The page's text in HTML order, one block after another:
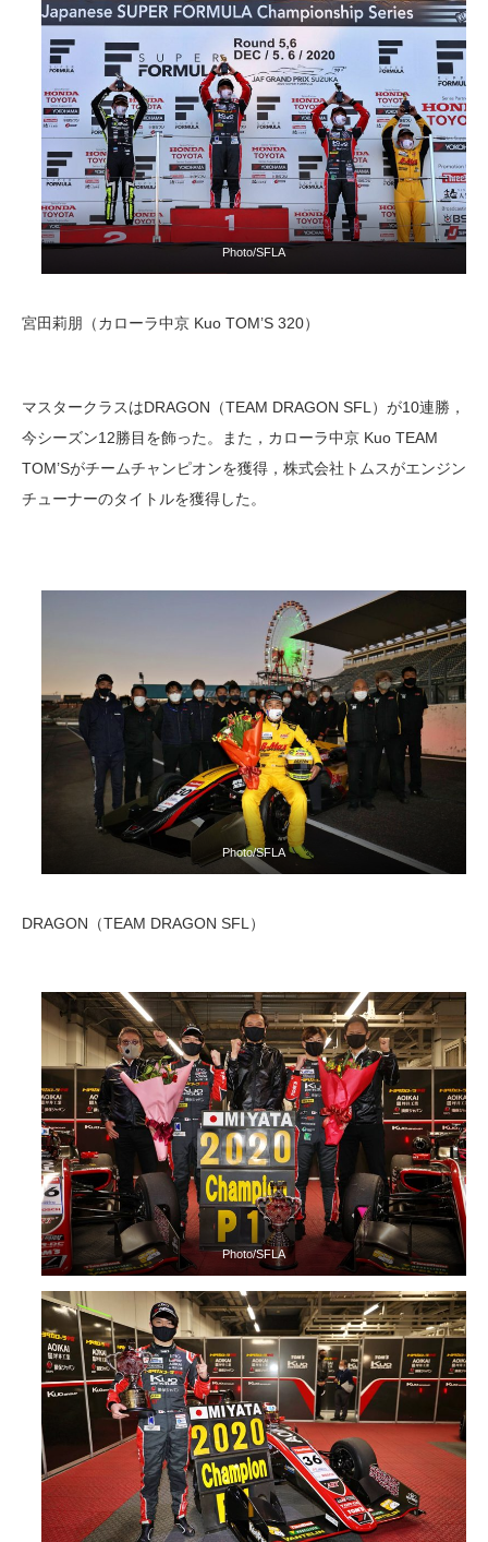
Photo/SFLA
宮田莉朋（カローラ中京 Kuo TOM’S 320）
マスタークラスはDRAGON（TEAM DRAGON SFL）が10連勝，
今シーズン12勝目を飾った。また，カローラ中京 Kuo TEAM
TOM’Sがチームチャンピオンを獲得，株式会社トムスがエンジン
チューナーのタイトルを獲得した。
Photo/SFLA
DRAGON（TEAM DRAGON SFL）
Photo/SFLA